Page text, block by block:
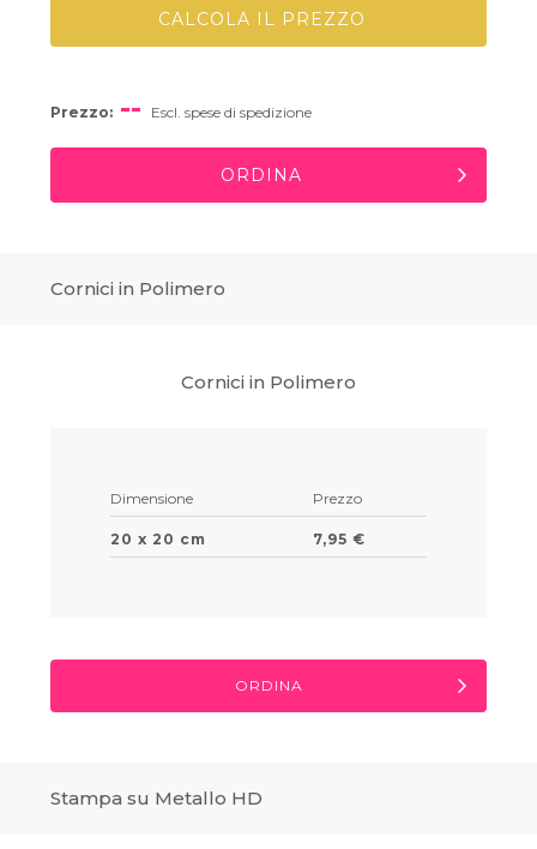
CALCOLA IL PREZZO
Prezzo: -- Escl. spese di spedizione
ORDINA
Cornici in Polimero
Cornici in Polimero
Dimensione Prezzo
20 x 20 cm 7,95 €
ORDINA
Stampa su Metallo HD